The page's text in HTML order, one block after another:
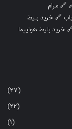
🔗مرام
🔗خرید بلیط
خرید بلیط هوایپما
(27)
(22)
(1)